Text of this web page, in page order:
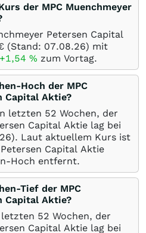
der MPC Muenchmeyer
Petersen Capital
(Stand: 07.08.26) mit
+1,54 % zum Vortag.
Hoch der MPC
Capital Aktie?
letzten 52 Wochen, der
Capital Aktie lag bei
). Laut aktuellem Kurs ist
Capital Aktie
Hoch entfernt.
Tief der MPC
Capital Aktie?
52 Wochen, der
Capital Aktie lag bei